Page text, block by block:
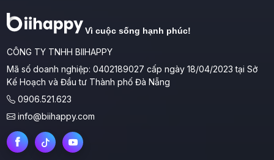
Vì cuộc sống hạnh phúc!
CÔNG TY TNHH BIIHAPPY
Mã số doanh nghiệp: 0402189027 cấp ngày 18/04/2023 tại Sở
Kế Hoạch và Đầu tư Thành phố Đà Nẵng
0906.521.623
info@biihappy.com